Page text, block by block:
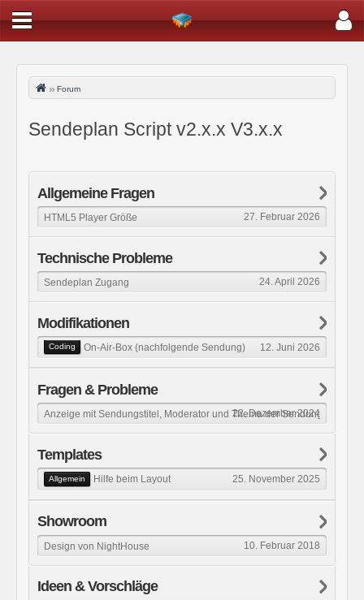
Forum
Sendeplan Script v2.x.x V3.x.x
Allgemeine Fragen
HTML5 Player Größe 27. Februar 2026
Technische Probleme
Sendeplan Zugang 24. April 2026
Modifikationen
Coding On-Air-Box (nachfolgende Sendung) 12. Juni 2026
Fragen & Probleme
Anzeige mit Sendungstitel, Moderator und Thema der Sendung
22. Dezember 2024
Templates
Allgemein Hilfe beim Layout 25. November 2025
Showroom
Design von NightHouse 10. Februar 2018
Ideen & Vorschläge